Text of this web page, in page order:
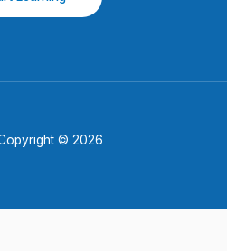
Copyright © 2026 كافيه نت